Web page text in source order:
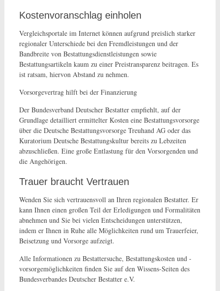
Kostenvoranschlag einholen
Vergleichsportale im Internet können aufgrund preislich starker
regionaler Unterschiede bei den Fremdleistungen und der
Bandbreite von Bestattungsdienstleistungen sowie
Bestattungsartikeln kaum zu einer Preistransparenz beitragen. Es
ist ratsam, hiervon Abstand zu nehmen.
Vorsorgevertrag hilft bei der Finanzierung
Der Bundesverband Deutscher Bestatter empfiehlt, auf der
Grundlage detailliert ermittelter Kosten eine Bestattungsvorsorge
über die Deutsche Bestattungsvorsorge Treuhand AG oder das
Kuratorium Deutsche Bestattungskultur bereits zu Lebzeiten
abzuschließen. Eine große Entlastung für den Vorsorgenden und
die Angehörigen.
Trauer braucht Vertrauen
Wenden Sie sich vertrauensvoll an Ihren regionalen Bestatter. Er
kann Ihnen einen großen Teil der Erledigungen und Formalitäten
abnehmen und Sie bei vielen Entscheidungen unterstützen,
indem er Ihnen in Ruhe alle Möglichkeiten rund um Trauerfeier,
Beisetzung und Vorsorge aufzeigt.
Alle Informationen zu Bestattersuche, Bestattungskosten und -
vorsorgemöglichkeiten finden Sie auf den Wissens-Seiten des
Bundesverbandes Deutscher Bestatter e.V.